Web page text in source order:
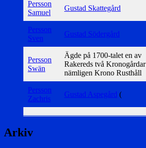
Persson
Samuel
Gustad Skattegård
Persson
Sven
Gustad Södergård
Persson
Swän
Ägde på 1700-talet en av
Rakereds två Kronogårdar
nämligen Krono Rusthåll
Persson
Zachris
Gustad Aspegård (
Arkiv